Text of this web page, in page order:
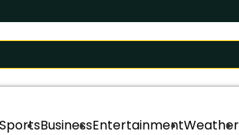
SportsBusinessEntertainmentWeather